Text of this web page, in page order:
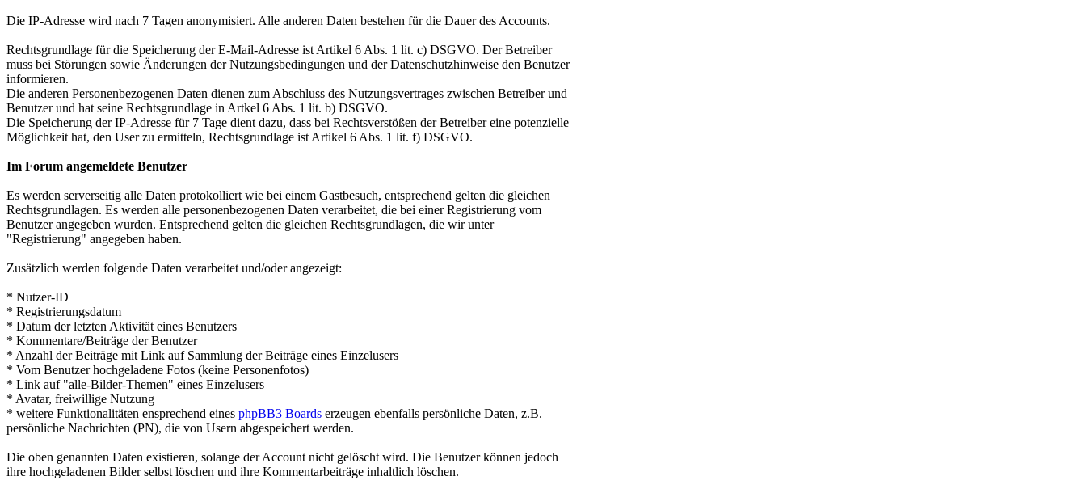
Die IP-Adresse wird nach 7 Tagen anonymisiert. Alle anderen Daten bestehen für die Dauer des Accounts.
Rechtsgrundlage für die Speicherung der E-Mail-Adresse ist Artikel 6 Abs. 1 lit. c) DSGVO. Der Betreiber
muss bei Störungen sowie Änderungen der Nutzungsbedingungen und der Datenschutzhinweise den Benutzer
informieren.
Die anderen Personenbezogenen Daten dienen zum Abschluss des Nutzungsvertrages zwischen Betreiber und
Benutzer und hat seine Rechtsgrundlage in Artkel 6 Abs. 1 lit. b) DSGVO.
Die Speicherung der IP-Adresse für 7 Tage dient dazu, dass bei Rechtsverstößen der Betreiber eine potenzielle
Möglichkeit hat, den User zu ermitteln, Rechtsgrundlage ist Artikel 6 Abs. 1 lit. f) DSGVO.
Im Forum angemeldete Benutzer
Es werden serverseitig alle Daten protokolliert wie bei einem Gastbesuch, entsprechend gelten die gleichen
Rechtsgrundlagen. Es werden alle personenbezogenen Daten verarbeitet, die bei einer Registrierung vom
Benutzer angegeben wurden. Entsprechend gelten die gleichen Rechtsgrundlagen, die wir unter
"Registrierung" angegeben haben.
Zusätzlich werden folgende Daten verarbeitet und/oder angezeigt:
* Nutzer-ID
* Registrierungsdatum
* Datum der letzten Aktivität eines Benutzers
* Kommentare/Beiträge der Benutzer
* Anzahl der Beiträge mit Link auf Sammlung der Beiträge eines Einzelusers
* Vom Benutzer hochgeladene Fotos (keine Personenfotos)
* Link auf "alle-Bilder-Themen" eines Einzelusers
* Avatar, freiwillige Nutzung
* weitere Funktionalitäten ensprechend eines phpBB3 Boards erzeugen ebenfalls persönliche Daten, z.B.
persönliche Nachrichten (PN), die von Usern abgespeichert werden.
Die oben genannten Daten existieren, solange der Account nicht gelöscht wird. Die Benutzer können jedoch
ihre hochgeladenen Bilder selbst löschen und ihre Kommentarbeiträge inhaltlich löschen.